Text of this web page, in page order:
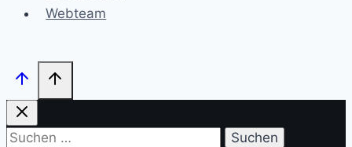
Webteam
Suchen